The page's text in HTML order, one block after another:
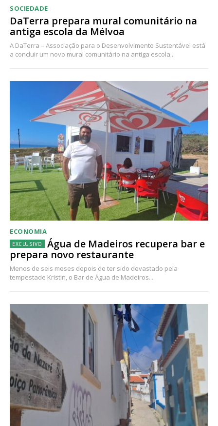
SOCIEDADE
DaTerra prepara mural comunitário na
antiga escola da Mélvoa
A DaTerra – Associação para o Desenvolvimento Sustentável está
a concluir um novo mural comunitário na antiga escola...
ECONOMIA
Água de Madeiros recupera bar e
prepara novo restaurante
Menos de seis meses depois de ter sido devastado pela
tempestade Kristin, o Bar de Água de Madeiros...